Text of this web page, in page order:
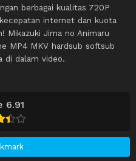
6.91
berbagai kualitas 720P
internet dan kuota
Mikazuki Jima no Animaru
MP4 MKV hardsub softsub
di dalam video.